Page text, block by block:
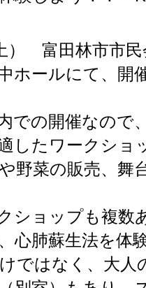
） 富田林市市
ホールにて、開
での開催なので
したワークショ
野菜の販売、舞
ショップも複数
心肺蘇生法を体
ではなく、大人